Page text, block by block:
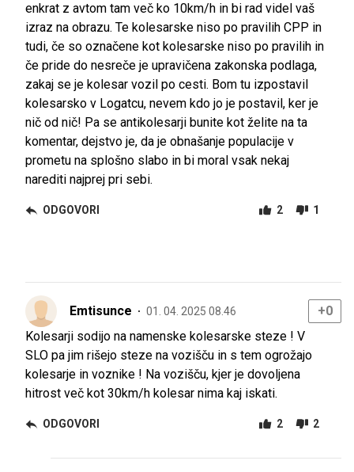
enkrat z avtom tam več ko 10km/h in bi rad videl vaš
izraz na obrazu. Te kolesarske niso po pravilih CPP in
tudi, če so označene kot kolesarske niso po pravilih in
če pride do nesreče je upravičena zakonska podlaga,
zakaj se je kolesar vozil po cesti. Bom tu izpostavil
kolesarsko v Logatcu, nevem kdo jo je postavil, ker je
nič od nič! Pa se antikolesarji bunite kot želite na ta
komentar, dejstvo je, da je obnašanje populacije v
prometu na splošno slabo in bi moral vsak nekaj
narediti najprej pri sebi.
ODGOVORI 2 1
Emtisunce 01. 04. 2025 08.46
+0
Kolesarji sodijo na namenske kolesarske steze ! V
SLO pa jim rišejo steze na vozišču in s tem ogrožajo
kolesarje in voznike ! Na vozišču, kjer je dovoljena
hitrost več kot 30km/h kolesar nima kaj iskati.
ODGOVORI 2 2